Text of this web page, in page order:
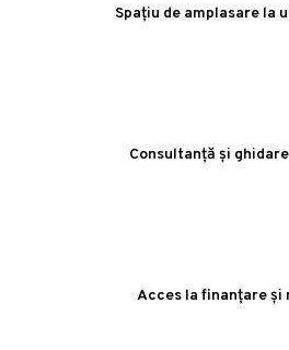
Spațiu de amplasare la
Consultanță și
Acces la finanțare și